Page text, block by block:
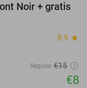
47%
Noir + gratis
8.9 star
Regulier €15
€8